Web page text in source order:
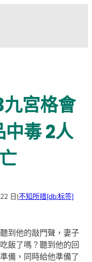
宮格會
毒 2人
日|不知所措[db:标签]
到他的敲門聲，妻子
飯了嗎？聽到他的回
備，同時給他準備了